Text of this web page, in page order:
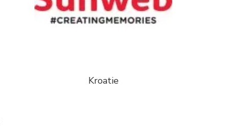
Kroatie